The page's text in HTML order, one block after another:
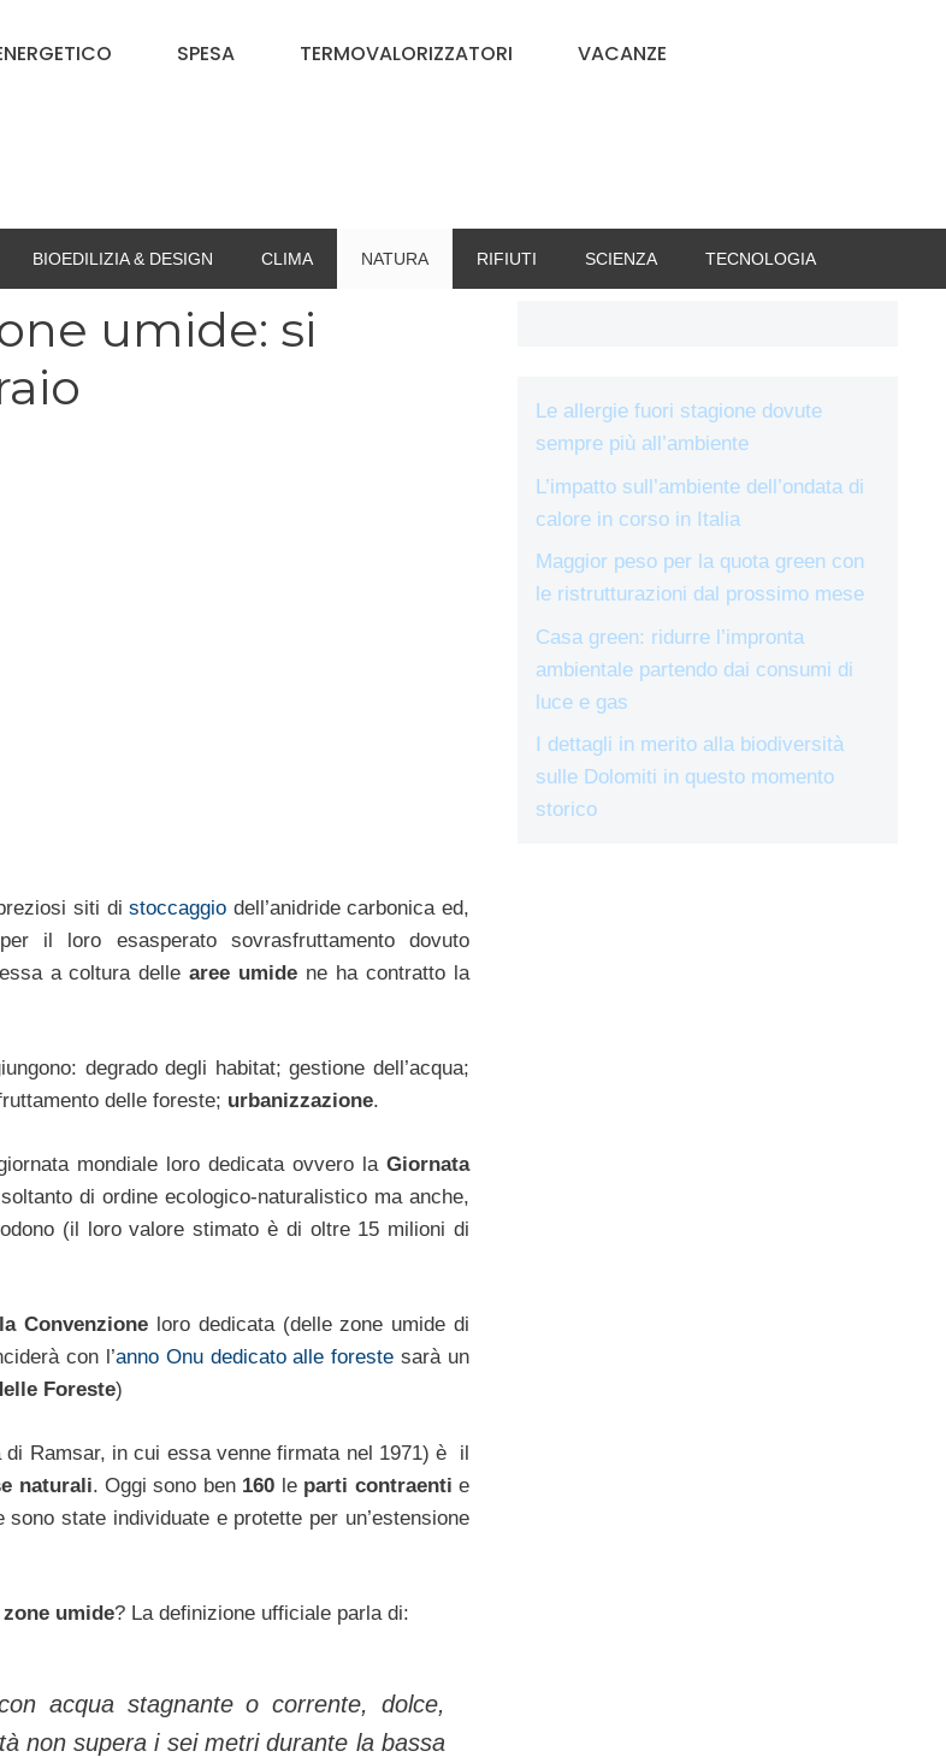
SPESA TERMOVALORIZZATORI VACANZE
BIOEDILIZIA & DESIGN CLIMA NATURA RIFIUTI SCIENZA TECNOLOGIA
umide: si
siti distoccaggio dell’anidride carbonica ed,
il loro esasperato sovrasfruttamento dovuto
a coltura dellearee umide ne ha contratto la
degrado degli habitat; gestione dell’acqua;
delle foreste; urbanizzazione.
mondiale loro dedicata ovvero laGiornata
di ordine ecologico-naturalistico ma anche,
(il loro valore stimato è di oltre 15 milioni di
Convenzione loro dedicata (delle zone umide di
con l’anno Onu dedicato alle foreste sarà un
Foreste)
Ramsar, in cui essa venne firmata nel 1971) è il
naturali. Oggi sono ben 160 le parti contraenti e
sono state individuate e protette per un’estensione
zone umide? La definizione ufficiale parla di:
acqua stagnante o corrente, dolce,
non supera i sei metri durante la bassa
Le allergie fuori stagione dovute
sempre più all’ambiente
L’impatto sull’ambiente dell’ondata di
calore in corso in Italia
Maggior peso per la quota green con
le ristrutturazioni dal prossimo mese
Casa green: ridurre l’impronta
ambientale partendo dai consumi di
luce e gas
I dettagli in merito alla biodiversità
sulle Dolomiti in questo momento
storico